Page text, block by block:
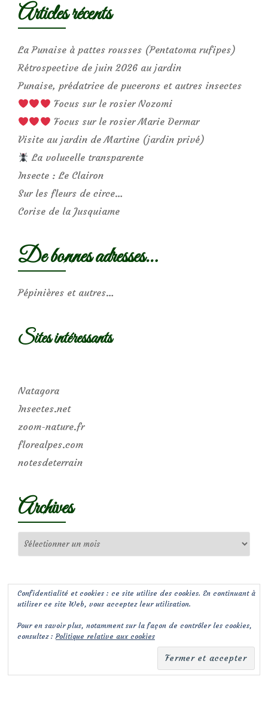
Articles récents
La Punaise à pattes rousses (Pentatoma rufipes)
Rétrospective de juin 2026 au jardin
Punaise, prédatrice de pucerons et autres insectes
Focus sur le rosier Nozomi
Focus sur le rosier Marie Dermar
Visite au jardin de Martine (jardin privé)
La volucelle transparente
Insecte : Le Clairon
Sur les fleurs de circe…
Corise de la Jusquiame
De bonnes adresses…
Pépinières et autres…
Sites intéressants
Natagora
Insectes.net
zoom-nature.fr
florealpes.com
notesdeterrain
Archives
Confidentialité et cookies : ce site utilise des cookies. En continuant à
utiliser ce site Web, vous acceptez leur utilisation.
Pour en savoir plus, notamment sur la façon de contrôler les cookies,
consultez :Politique relative aux cookies